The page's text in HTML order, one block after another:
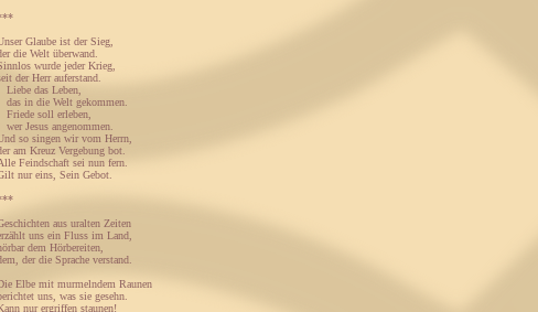
Glaube ist der Sieg,
die Welt überwand.
wurde jeder Krieg,
der Herr auferstand.
Liebe das Leben,
das in die Welt gekommen.
Friede soll erleben,
wer Jesus angenommen.
so singen wir vom Herrn,
am Kreuz Vergebung bot.
Feindschaft sei nun fern.
nur eins, Sein Gebot.
aus uralten Zeiten
uns ein Fluss im Land,
dem Hörbereiten,
der die Sprache verstand.
Elbe mit murmelndem Raunen
uns, was sie gesehn.
nur ergriffen staunen!